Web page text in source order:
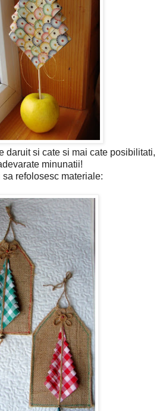
daruit si cate si mai cate posibilitati,
minunatii!
sa refolosesc materiale: